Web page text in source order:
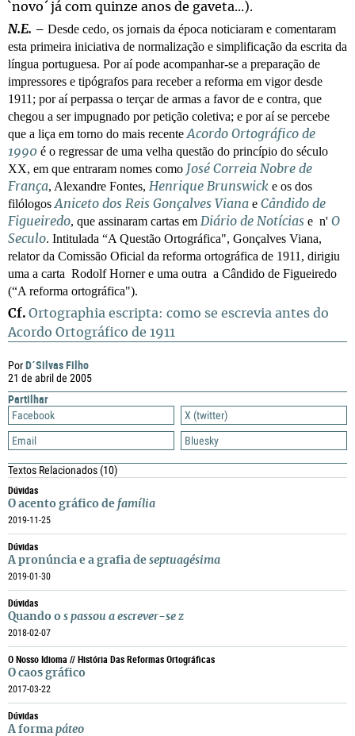
PorD´Silvas Filho
21 de abril de 2005
Partilhar
Facebook
X (twitter)
Email
Bluesky
Textos Relacionados(10)
Dúvidas
O acento gráfico de família
2019-11-25
Dúvidas
A pronúncia e a grafia de septuagésima
2019-01-30
Dúvidas
Quando o s passou a escrever-se z
2018-02-07
O Nosso Idioma // História Das Reformas Ortográficas
O caos gráfico
2017-03-22
Dúvidas
A forma páteo
`novo´ já com quinze anos de gaveta...).
N.E. – Desde cedo, os jornais da época noticiaram e comentaram
esta primeira iniciativa de normalização e simplificação da escrita da
língua portuguesa. Por aí pode acompanhar-se a preparação de
impressores e tipógrafos para receber a reforma em vigor desde
1911; por aí perpassa o terçar de armas a favor de e contra, que
chegou a ser impugnado por petição coletiva; e por aí se percebe
que a liça em torno do mais recente Acordo Ortográfico de
1990 é o regressar de uma velha questão do princípio do século
XX, em que entraram nomes como José Correia Nobre de
França, Alexandre Fontes, Henrique Brunswick e os dos
filólogos Aniceto dos Reis Gonçalves Viana e Cândido de
Figueiredo, que assinaram cartas em Diário de Notícias e n' O
Seculo. Intitulada “A Questão Ortográfica", Gonçalves Viana,
relator da Comissão Oficial da reforma ortográfica de 1911, dirigiu
uma a carta Rodolf Horner e uma outra a Cândido de Figueiredo
(“A reforma ortográfica").
Cf. Ortographia escripta: como se escrevia antes do
Acordo Ortográfico de 1911